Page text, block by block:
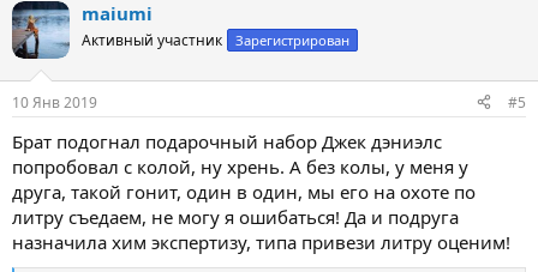
к
ц
и
maiumi
Активный участник Зарегистрирован
10 Янв 2019 #5
Брат подогнал подарочный набор Джек дэниэлс
попробовал с колой, ну хрень. А без колы, у меня у
друга, такой гонит, один в один, мы его на охоте по
литру съедаем, не могу я ошибаться! Да и подруга
назначила хим экспертизу, типа привези литру оценим!